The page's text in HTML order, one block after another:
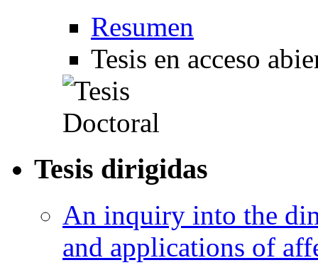
Resumen
Tesis en acceso
Tesis dirigidas
An inquiry into the
and applications of